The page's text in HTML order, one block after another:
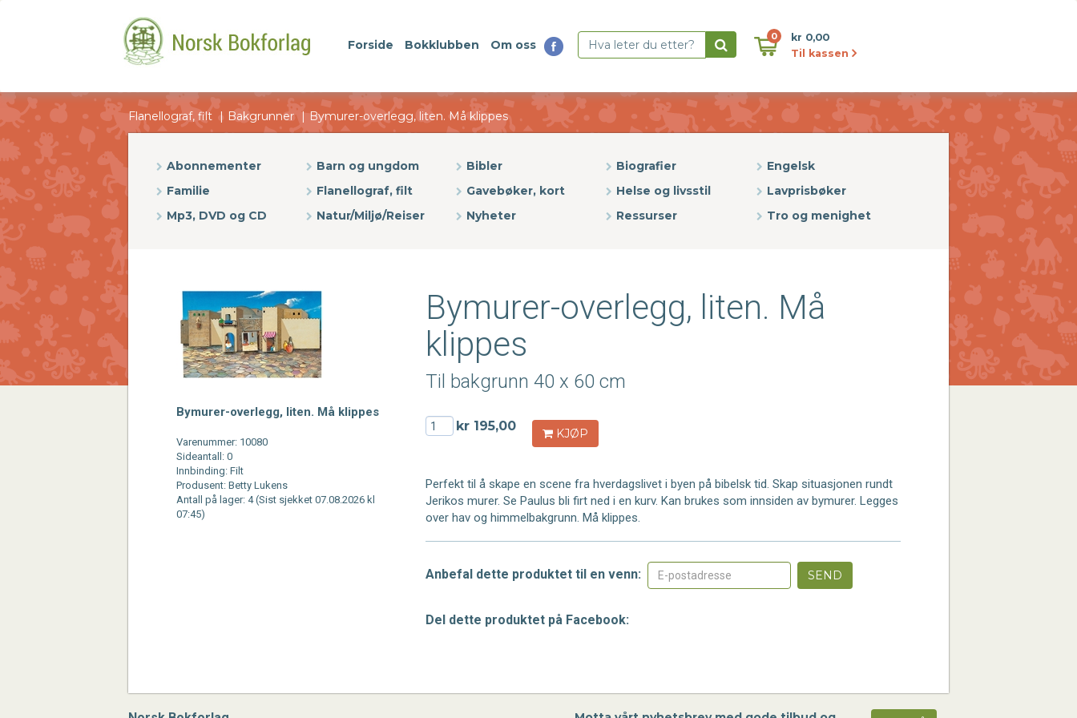
Forside Bokklubben Om oss
0
kr 0,00
Til kassen
Flanellograf, filt Bakgrunner Bymurer-overlegg, liten. Må klippes
Abonnementer Barn og ungdom Bibler Biografier
Engelsk
Familie
Flanellograf, filt Gavebøker, kort Helse og livsstil
Lavprisbøker
Mp3, DVD og CD
Natur/Miljø/Reiser Nyheter Ressurser Tro og menighet
Bymurer-overlegg, liten. Må klippes
Varenummer: 10080
Sideantall: 0
Innbinding: Filt
Produsent: Betty Lukens
Antall på lager: 4 (Sist sjekket 07.08.2026 kl
07:45)
Bymurer-overlegg, liten. Må
klippes
Til bakgrunn 40 x 60 cm
kr 195,00
KJØP
Perfekt til å skape en scene fra hverdagslivet i byen på bibelsk tid. Skap situasjonen rundt
Jerikos murer. Se Paulus bli firt ned i en kurv. Kan brukes som innsiden av bymurer. Legges
over hav og himmelbakgrunn. Må klippes.
Anbefal dette produktet til en venn: SEND
Del dette produktet på Facebook: